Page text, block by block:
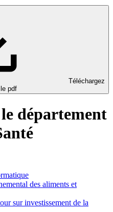
Téléchargez
le pdf
département
des aliments et
sur investissement de la